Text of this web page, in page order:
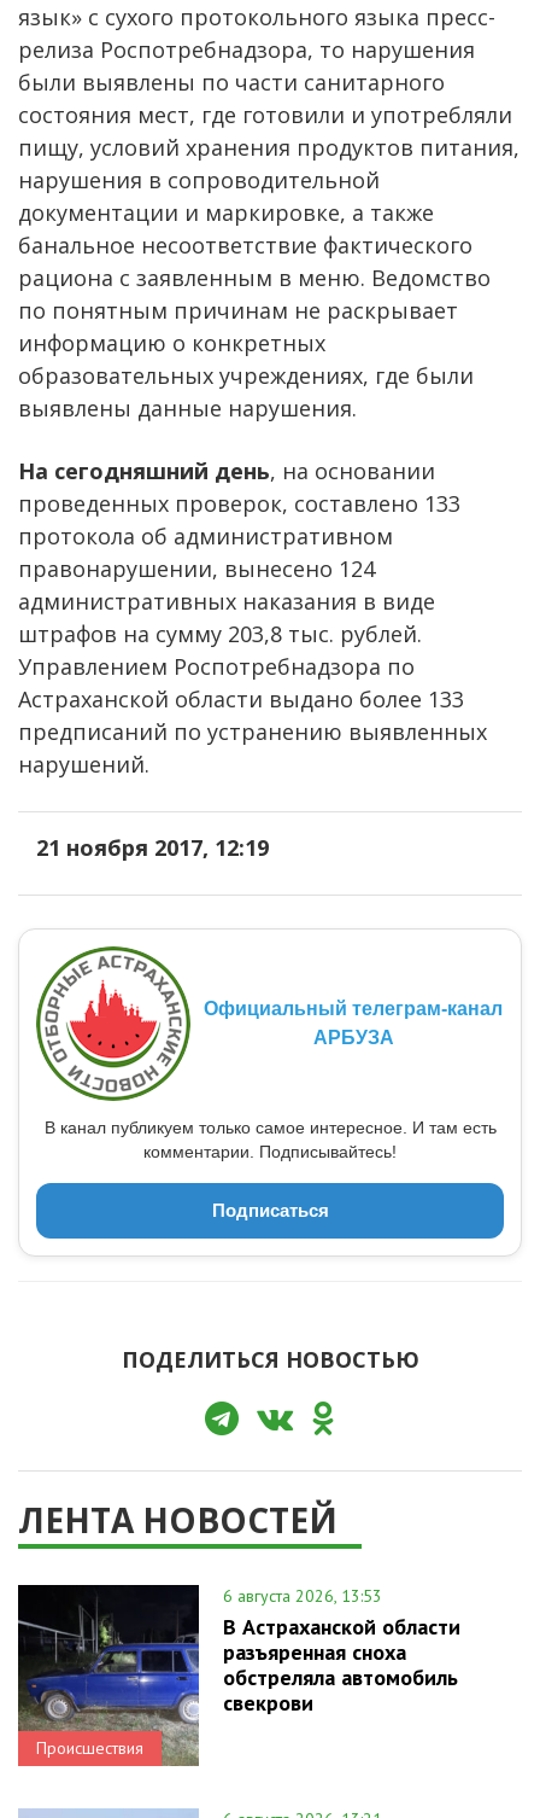
язык» с сухого протокольного языка пресс-
релиза Роспотребнадзора, то нарушения
были выявлены по части санитарного
состояния мест, где готовили и употребляли
пищу, условий хранения продуктов питания,
нарушения в сопроводительной
документации и маркировке, а также
банальное несоответствие фактического
рациона с заявленным в меню. Ведомство
по понятным причинам не раскрывает
информацию о конкретных
образовательных учреждениях, где были
выявлены данные нарушения.
На сегодняшний день, на основании
проведенных проверок, составлено 133
протокола об административном
правонарушении, вынесено 124
административных наказания в виде
штрафов на сумму 203,8 тыс. рублей.
Управлением Роспотребнадзора по
Астраханской области выдано более 133
предписаний по устранению выявленных
нарушений.
21 ноября 2017, 12:19
Официальный телеграм-канал
АРБУЗА
В канал публикуем только самое интересное. И там есть
комментарии. Подписывайтесь!
Подписаться
ПОДЕЛИТЬСЯ НОВОСТЬЮ
ЛЕНТА НОВОСТЕЙ
Происшествия
6 августа 2026, 13:53
В Астраханской области
разъяренная сноха
обстреляла автомобиль
свекрови